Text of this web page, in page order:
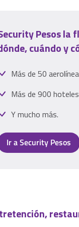
Pesos la
cuándo y
Más de 50
Más de 900
Y mucho más.
Ir a Security Pesos